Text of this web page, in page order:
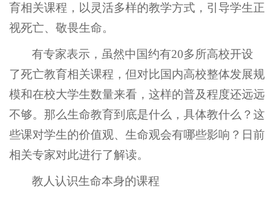
育相关课程，以灵活多样的教学方式，引导学生正
视死亡、敬畏生命。
有专家表示，虽然中国约有20多所高校开设
了死亡教育相关课程，但对比国内高校整体发展规
模和在校大学生数量来看，这样的普及程度还远远
不够。那么生命教育到底是什么，具体教什么？这
些课对学生的价值观、生命观会有哪些影响？日前
相关专家对此进行了解读。
教人认识生命本身的课程